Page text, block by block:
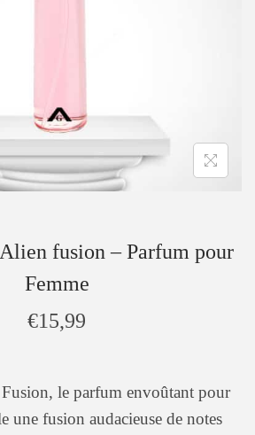
fusion – Parfum pour
Femme
€15,99
le parfum envoûtant pour
une fusion audacieuse de notes